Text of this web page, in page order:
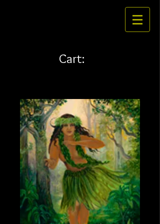
Cart: